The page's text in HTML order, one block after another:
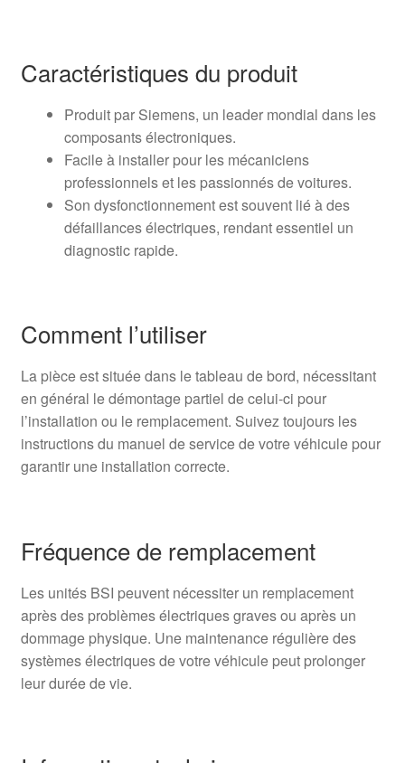
Caractéristiques du produit
Produit par Siemens, un leader mondial dans les
composants électroniques.
Facile à installer pour les mécaniciens
professionnels et les passionnés de voitures.
Son dysfonctionnement est souvent lié à des
défaillances électriques, rendant essentiel un
diagnostic rapide.
Comment l’utiliser
La pièce est située dans le tableau de bord, nécessitant
en général le démontage partiel de celui-ci pour
l’installation ou le remplacement. Suivez toujours les
instructions du manuel de service de votre véhicule pour
garantir une installation correcte.
Fréquence de remplacement
Les unités BSI peuvent nécessiter un remplacement
après des problèmes électriques graves ou après un
dommage physique. Une maintenance régulière des
systèmes électriques de votre véhicule peut prolonger
leur durée de vie.